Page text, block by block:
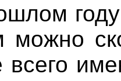
можно
всего